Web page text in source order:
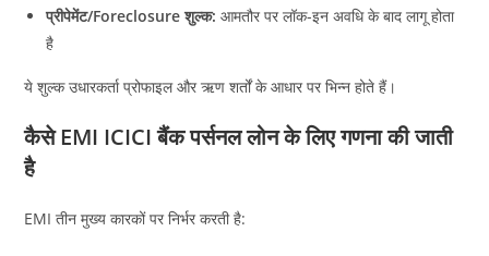
प्रीपेमेंट/Foreclosure शुल्क: आमतौर पर लॉक-इन अवधि के बाद लागू होता
है
ये शुल्क उधारकर्ता प्रोफाइल और ऋण शर्तों के आधार पर भिन्न होते हैं।
कैसे EMI ICICI बैंक पर्सनल लोन के लिए गणना की जाती
है
EMI तीन मुख्य कारकों पर निर्भर करती है: